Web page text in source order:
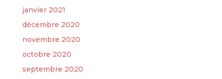
janvier 2021
décembre 2020
novembre 2020
octobre 2020
septembre 2020